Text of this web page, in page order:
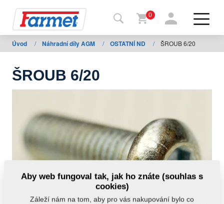
Zpět
na
Farmet
Moje
stroje
stažení
0
Úvod / Náhradní díly AGM / OSTATNÍ ND / ŠROUB 6/20
ŠROUB 6/20
Aby web fungoval tak, jak ho znáte (souhlas s
cookies)
Záleží nám na tom, aby pro vás nakupování bylo co